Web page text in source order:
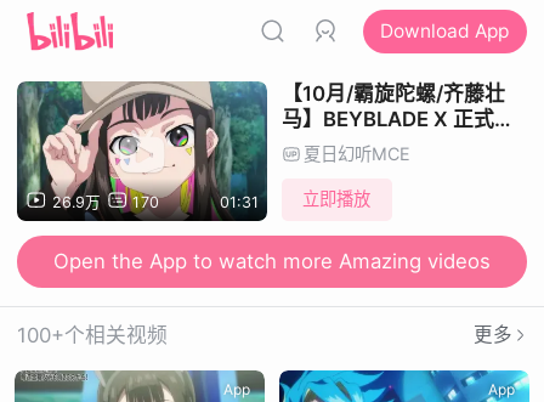
Download App
26.9万 170 01:31
【10月/霸旋陀螺/齐藤壮
马】BEYBLADE X 正式
PV【MCE汉化组】
夏日幻听MCE
立即播放
Open the App to watch more Amazing videos
100+个相关视频 更多
App App